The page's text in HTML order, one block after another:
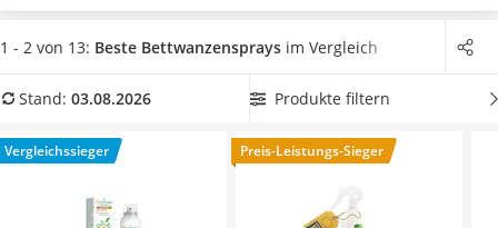
Überwachungskamera
Benzinrasenmäher mit Elektrostart
Löschdecke
Winterharte Palmen
Gasdurchlauferhitzer
Bettwanzensprays sind rückstandsfrei. Das heißt, sie
hinterlassen keine unschönen Flecken auf Stoffen. Machen
mit einem Spray aus unserer Vergleichstabelle ein,
haben. Überzeugt hat uns hier im August 2026 besonders
das ModellPuressentiel Ungeziefer Textilspray* mit seinen
Eigenschaften.
1 - 2 von 13: Beste Bettwanzensprays im Vergleich
Stand: 03.08.2026 Produkte filtern
Vergleichssieger Preis-Leistungs-Sieger